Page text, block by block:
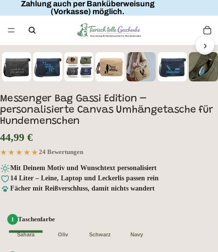
Zahlung auch per Banküberweisung
(Vorkasse) möglich.
Wunschtext ›
Messenger Bag Gassi Edition –
personalisierte Canvas Umhängetasche für
Hundemenschen
44,99 €
★★★★★
★★★★★ 24 Bewertungen
Mit Deinem Motiv und Wunschtext personalisiert
14 Liter – Leine, Laptop und Leckerlis passen rein
Fächer mit Reißverschluss, damit nichts wandert
Taschenfarbe
Sahara Oliv Schwarz Navy